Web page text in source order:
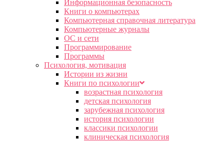
Информационная безопасность
Книги о компьютерах
Компьютерная справочная литература
Компьютерные журналы
ОС и сети
Программирование
Программы
Психология, мотивация
Истории из жизни
Книги по психологии
возрастная психология
детская психология
зарубежная психология
история психологии
классики психологии
клиническая психология